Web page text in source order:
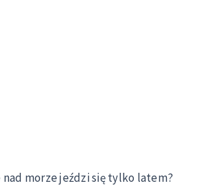
nad morze jeździ się tylko latem?